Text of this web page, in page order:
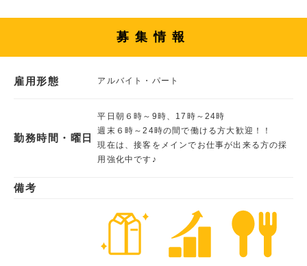
募集情報
雇用形態 アルバイト・パート
勤務時間・曜日
平日朝６時～9時、17時～24時
週末６時～24時の間で働ける方大歓迎！！
現在は、接客をメインでお仕事が出来る方の採
用強化中です♪
備考